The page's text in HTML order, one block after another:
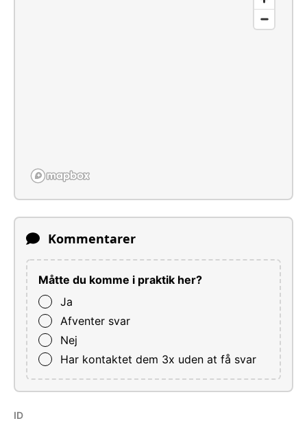
Kommentarer
Måtte du komme i praktik her?
Ja
Afventer svar
Nej
Har kontaktet dem 3x uden at få svar
ID